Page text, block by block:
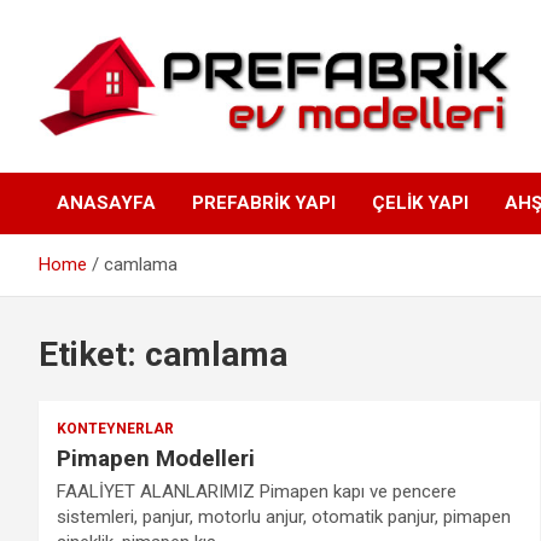
Prefabrik ev modelleri
– Prefabrik ev fiyatları
Prefabrik evler
ANASAYFA PREFABRIK YAPI ÇELIK YAPI
Home camlama
Etiket: camlama
KONTEYNERLAR
Pimapen Modelleri
FAALİYET ALANLARIMIZ Pimapen kapı ve pencere
sistemleri, panjur, motorlu anjur, otomatik panjur, pimapen